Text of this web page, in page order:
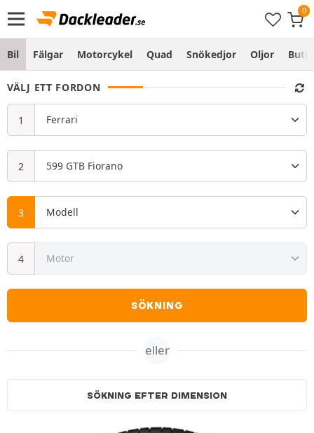
Bil Fälgar Motorcykel Quad Snökedjor Oljor Butik
VÄLJ ETT FORDON
SÖKNING
eller
SÖKNING EFTER DIMENSION